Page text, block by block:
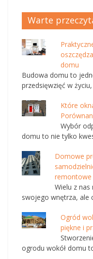
Warte
domu
Budowa domu to
przedsięwzięć w
Które
Wybór
domu to nie tylko
Domowe
remontowe
Wielu z
swojego wnętrza, ale
Ogród
piękne i
ogrodu wokół domu